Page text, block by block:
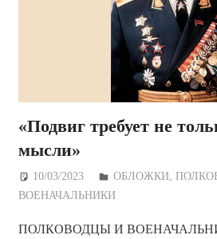
«Подвиг требует не
мысли»
10/03/2023 Дежурный по
ОБЛОЖКИ ,
ВОЕНАЧАЛЬНИКИ
ПОЛКОВОДЦЫ И